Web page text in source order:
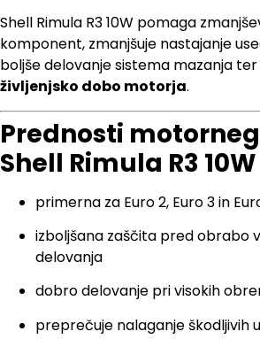
Shell Rimula R3 10W pomaga
komponent, zmanjšuje nastajanje
boljše delovanje sistema mazanja
življenjsko dobo motorja.
Prednosti
Shell Rimula R3 10W
primerna za Euro 2, Euro 3 in
izboljšana zaščita pred obrabo
delovanja
dobro delovanje pri visokih
preprečuje nalaganje škodljivih